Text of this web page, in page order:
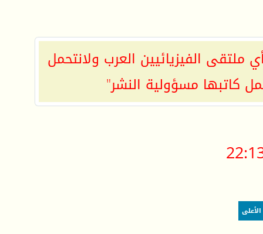
ملتقى الفيزيائيين العرب ولانتحمل
كاتبها مسؤولية النشر"
الأعلى